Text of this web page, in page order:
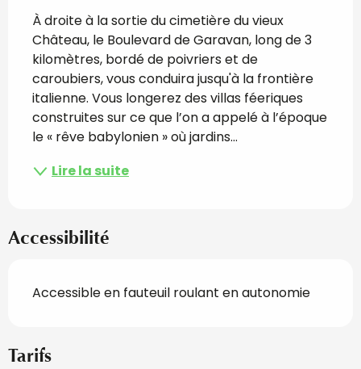
À droite à la sortie du cimetière du vieux
Château, le Boulevard de Garavan, long de 3
kilomètres, bordé de poivriers et de
caroubiers, vous conduira jusqu'à la frontière
italienne. Vous longerez des villas féeriques
construites sur ce que l’on a appelé à l’époque
le « rêve babylonien » où jardins...
Lire la suite
Accessibilité
Accessible en fauteuil roulant en autonomie
Tarifs